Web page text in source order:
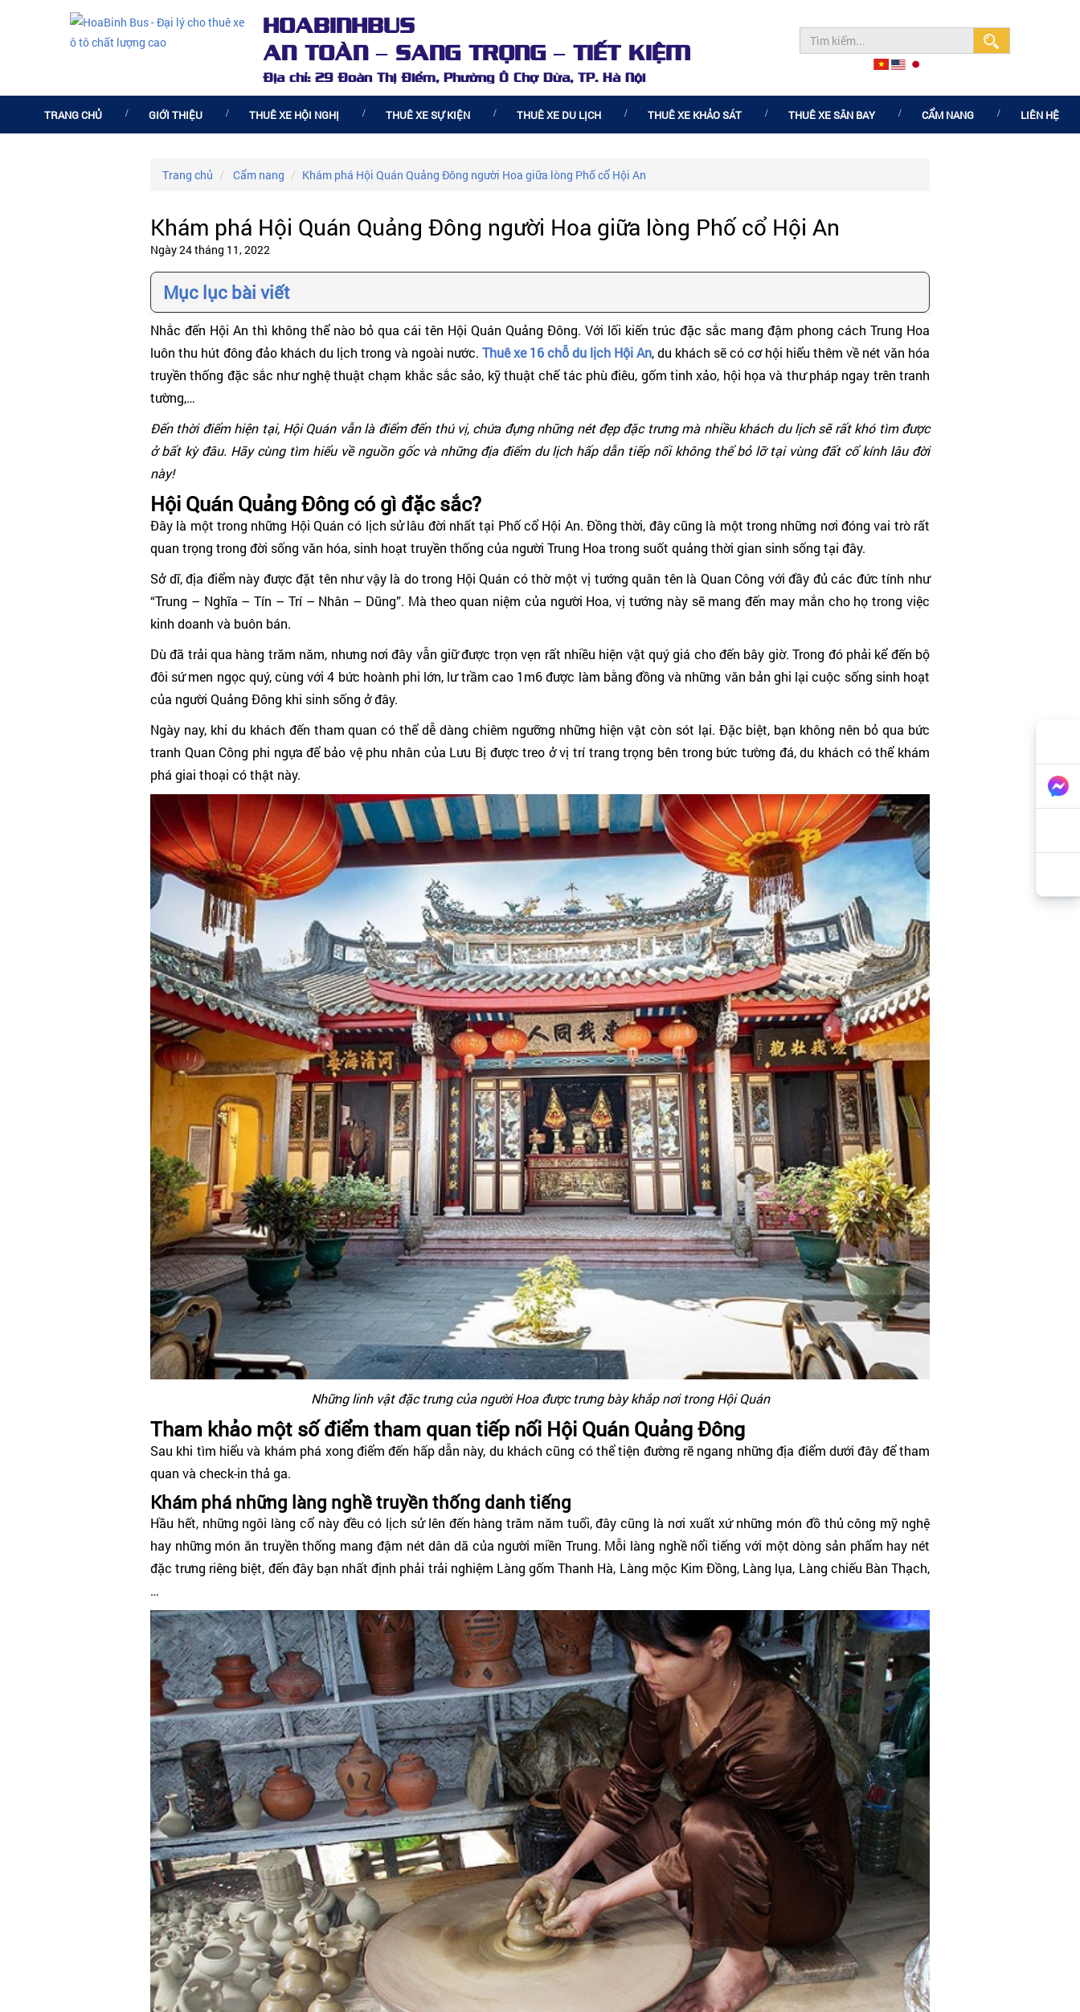
HOABINHBUS
AN TOÀN – SANG TRỌNG – TIẾT KIỆM
Địa chỉ: 29 Đoàn Thị Điểm, Phường Ô Chợ Dừa, TP. Hà Nội
TRANG CHỦ GIỚI THIỆU THUÊ XE HỘI NGHỊ THUÊ XE SỰ KIỆN THUÊ XE DU LỊCH THUÊ XE KHẢO SÁT THUÊ XE SÂN BAY CẨM NANG LIÊN HỆ
Trang chủ Cẩm nang Khám phá Hội Quán Quảng Đông người Hoa giữa lòng Phố cổ Hội An
Khám phá Hội Quán Quảng Đông người Hoa giữa lòng Phố cổ Hội An
Ngày 24 tháng 11, 2022
Mục lục bài viết
Nhắc đến Hội An thì không thể nào bỏ qua cái tên Hội Quán Quảng Đông. Với lối kiến trúc đặc sắc mang đậm phong cách Trung Hoa
luôn thu hút đông đảo khách du lịch trong và ngoài nước. Thuê xe 16 chỗ du lịch Hội An, du khách sẽ có cơ hội hiểu thêm về nét văn hóa
truyền thống đặc sắc như nghệ thuật chạm khắc sắc sảo, kỹ thuật chế tác phù điêu, gốm tinh xảo, hội họa và thư pháp ngay trên tranh
tường,…
Đến thời điểm hiện tại, Hội Quán vẫn là điểm đến thú vị, chứa đựng những nét đẹp đặc trưng mà nhiều khách du lịch sẽ rất khó tìm được
ở bất kỳ đâu. Hãy cùng tìm hiểu về nguồn gốc và những địa điểm du lịch hấp dẫn tiếp nối không thể bỏ lỡ tại vùng đất cổ kính lâu đời
này!
Hội Quán Quảng Đông có gì đặc sắc?
Đây là một trong những Hội Quán có lịch sử lâu đời nhất tại Phố cổ Hội An. Đồng thời, đây cũng là một trong những nơi đóng vai trò rất
quan trọng trong đời sống văn hóa, sinh hoạt truyền thống của người Trung Hoa trong suốt quảng thời gian sinh sống tại đây.
Sở dĩ, địa điểm này được đặt tên như vậy là do trong Hội Quán có thờ một vị tướng quân tên là Quan Công với đầy đủ các đức tính như
“Trung – Nghĩa – Tín – Trí – Nhân – Dũng”. Mà theo quan niệm của người Hoa, vị tướng này sẽ mang đến may mắn cho họ trong việc
kinh doanh và buôn bán.
Dù đã trải qua hàng trăm năm, nhưng nơi đây vẫn giữ được trọn vẹn rất nhiều hiện vật quý giá cho đến bây giờ. Trong đó phải kể đến bộ
đôi sứ men ngọc quý, cùng với 4 bức hoành phi lớn, lư trầm cao 1m6 được làm bằng đồng và những văn bản ghi lại cuộc sống sinh hoạt
của người Quảng Đông khi sinh sống ở đây.
Ngày nay, khi du khách đến tham quan có thể dễ dàng chiêm ngưỡng những hiện vật còn sót lại. Đặc biệt, bạn không nên bỏ qua bức
tranh Quan Công phi ngựa để bảo vệ phu nhân của Lưu Bị được treo ở vị trí trang trọng bên trong bức tường đá, du khách có thể khám
phá giai thoại có thật này.
Những linh vật đặc trưng của người Hoa được trưng bày khắp nơi trong Hội Quán
Tham khảo một số điểm tham quan tiếp nối Hội Quán Quảng Đông
Sau khi tìm hiểu và khám phá xong điểm đến hấp dẫn này, du khách cũng có thể tiện đường rẽ ngang những địa điểm dưới đây để tham
quan và check-in thả ga.
Khám phá những làng nghề truyền thống danh tiếng
Hầu hết, những ngôi làng cổ này đều có lịch sử lên đến hàng trăm năm tuổi, đây cũng là nơi xuất xứ những món đồ thủ công mỹ nghệ
hay những món ăn truyền thống mang đậm nét dân dã của người miền Trung. Mỗi làng nghề nổi tiếng với một dòng sản phẩm hay nét
đặc trưng riêng biệt, đến đây bạn nhất định phải trải nghiệm Làng gốm Thanh Hà, Làng mộc Kim Đồng, Làng lụa, Làng chiếu Bàn Thạch,
…